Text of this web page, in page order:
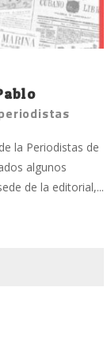
la Periodistas de
algunos
de la editorial,...